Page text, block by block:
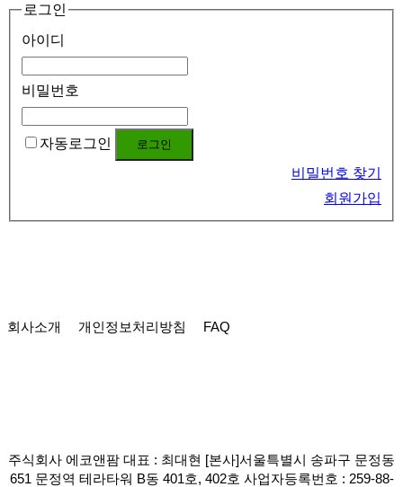
로그인
아이디
비밀번호
자동로그인
비밀번호 찾기
회원가입
회사소개 개인정보처리방침 FAQ
주식회사 에코앤팜 대표 : 최대현 [본사]서울특별시 송파구 문정동
651 문정역 테라타워 B동 401호, 402호 사업자등록번호 : 259-88-